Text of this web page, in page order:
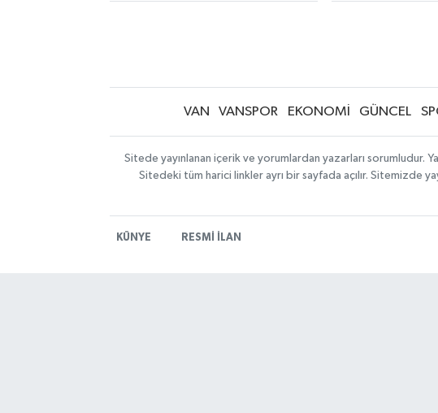
VAN VANSPOR EKONOMİ GÜNCEL
Sitede yayınlanan içerik ve yorumlardan yazarları sorumludur.
Sitedeki tüm harici linkler ayrı bir sayfada açılır. Sitemizde
KÜNYE RESMİ İLAN